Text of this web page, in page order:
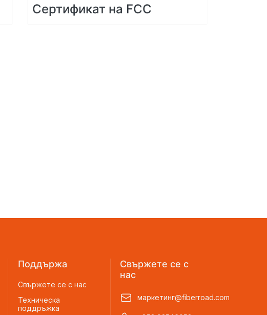
Сертификат на FCC
Поддържа
Свържете се с нас
Техническа
поддръжка
Свържете се с
нас
маркетинг@fiberroad.com